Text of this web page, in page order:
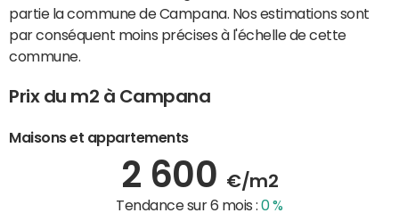
partie la commune de Campana. Nos estimations sont
par conséquent moins précises à l'échelle de cette
commune.
Prix du m2 à Campana
Maisons et appartements
2 600 €/m2
Tendance sur 6 mois :0 %